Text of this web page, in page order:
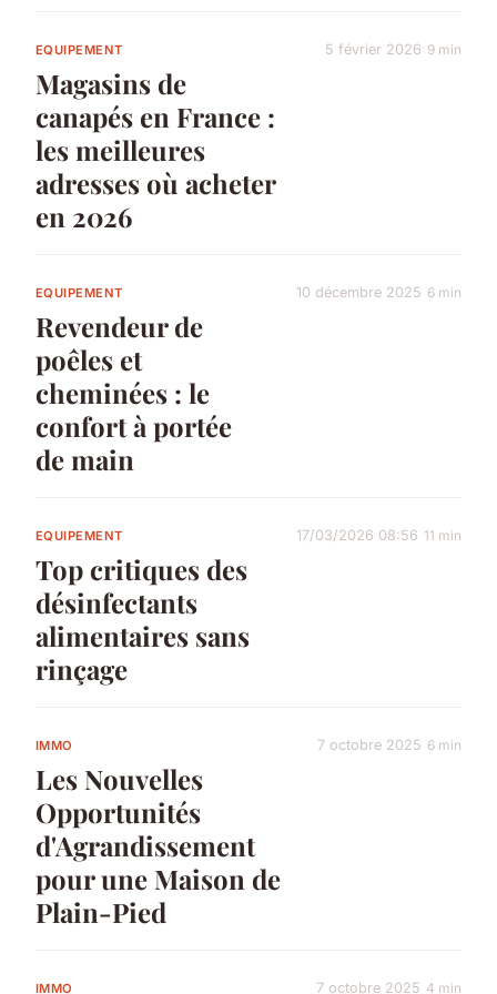
EQUIPEMENT
Magasins de
canapés en France :
les meilleures
adresses où acheter
en 2026
5 février 2026 9 min
EQUIPEMENT
Revendeur de
poêles et
cheminées : le
confort à portée
de main
10 décembre 2025 6 min
EQUIPEMENT
Top critiques des
désinfectants
alimentaires sans
rinçage
17/03/2026 08:56 11 min
IMMO
Les Nouvelles
Opportunités
d'Agrandissement
pour une Maison de
Plain-Pied
7 octobre 2025 6 min
IMMO 7 octobre 2025 4 min